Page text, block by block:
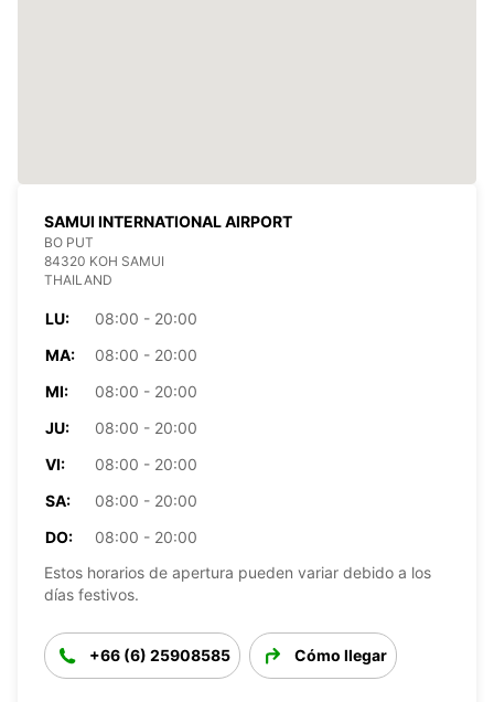
SAMUI INTERNATIONAL AIRPORT
BO PUT
84320 KOH SAMUI
THAILAND
LU:
08:00 - 20:00
MA:
08:00 - 20:00
MI:
08:00 - 20:00
JU:
08:00 - 20:00
VI:
08:00 - 20:00
SA:
08:00 - 20:00
DO:
08:00 - 20:00
Estos horarios de apertura pueden variar debido a los
días festivos.
+66 (6) 25908585 Cómo llegar